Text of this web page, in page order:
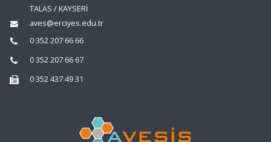
TALAS / KAYSERİ
aves@erciyes.edu.tr
0 352 207 66 66
0 352 207 66 67
0 352 437 49 31